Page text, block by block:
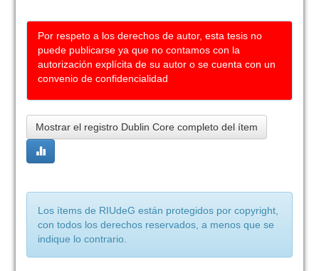
Por respeto a los derechos de autor, esta tesis no
puede publicarse ya que no contamos con la
autorización explícita de su autor o se cuenta con un
convenio de confidencialidad
Mostrar el registro Dublin Core completo del ítem
Los ítems de RIUdeG están protegidos por copyright,
con todos los derechos reservados, a menos que se
indique lo contrario.